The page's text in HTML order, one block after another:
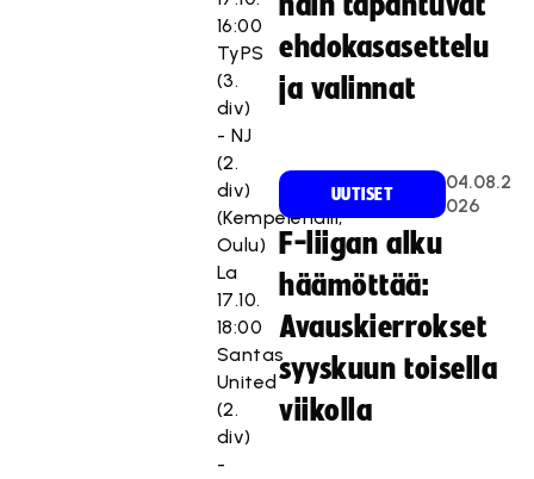
16:00
TyPS
(3.
div)
- NJ
(2.
div)
(Kempelehalli,
Oulu)
La
17.10.
18:00
Santas
United
(2.
div)
-
ehdokasasettelu
ja valinnat
UUTISET
04.08.2
026
F-liigan alku
häämöttää:
Avauskierrokset
syyskuun toisella
viikolla